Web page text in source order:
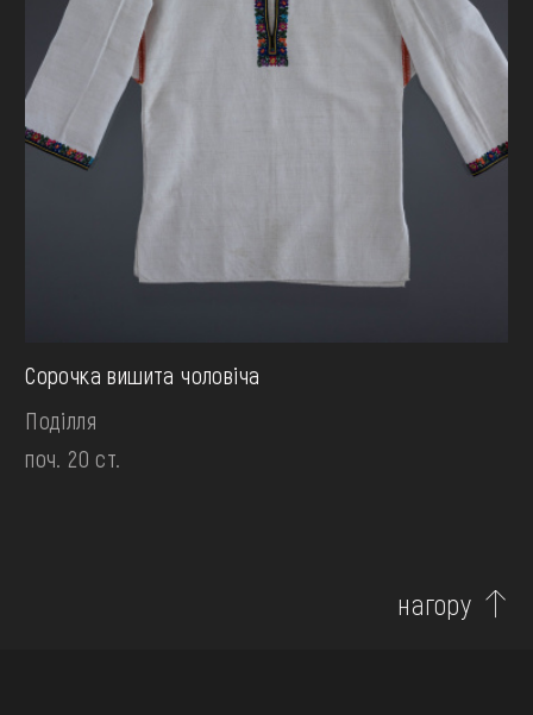
Сорочка вишита чоловіча
Поділля
поч. 20 ст.
нагору